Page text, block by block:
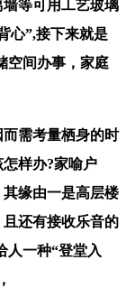
等可用工艺玻璃
心”,接下来就是
空间办事，家庭
需考量栖身的时
样办?家喻户
缘由一是高层楼
还有接收乐音的
人一种“登堂入